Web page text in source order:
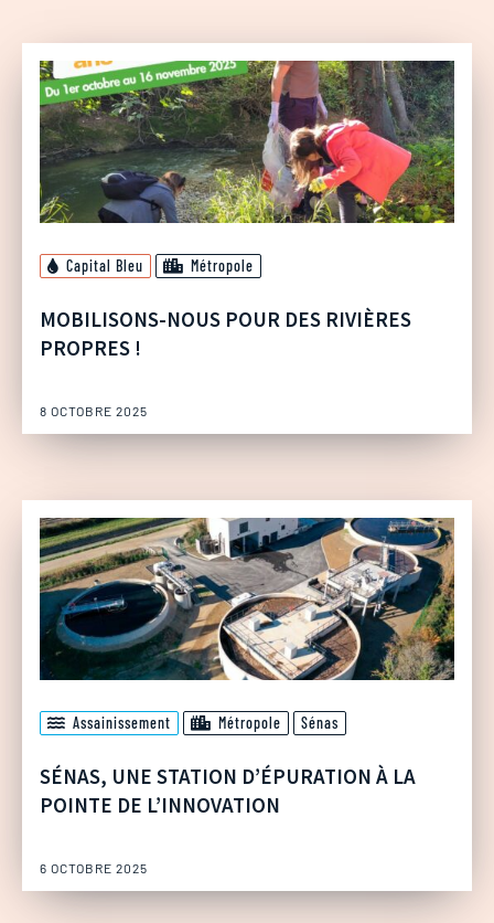
Capital Bleu Métropole
MOBILISONS-NOUS POUR DES RIVIÈRES
PROPRES !
8 OCTOBRE 2025
Assainissement Métropole Sénas
SÉNAS, UNE STATION D’ÉPURATION À LA
POINTE DE L’INNOVATION
6 OCTOBRE 2025